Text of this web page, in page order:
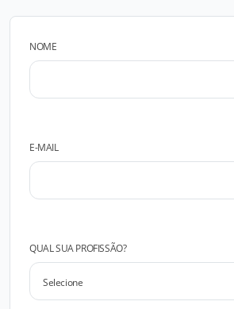
NOME
E-MAIL
QUAL SUA PROFISSÃO?